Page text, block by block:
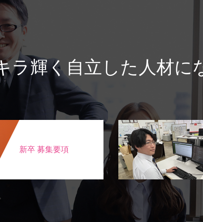
ラ輝く自立した人材に
新卒 募集要項